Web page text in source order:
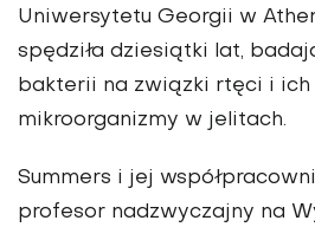
Uniwersytetu Georgii w
spędziła dziesiątki lat,
bakterii na związki rtęci i ich
mikroorganizmy w jelitach.
Summers i jej
profesor nadzwyczajny na